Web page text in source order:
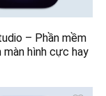
– Phần mềm
màn hình cực hay